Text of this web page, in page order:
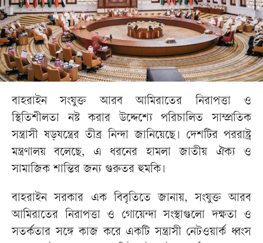
বাহরাইন সংযুক্ত আরব আমিরাতের নিরাপত্তা ও
স্থিতিশীলতা নষ্ট করার উদ্দেশ্যে পরিচালিত সাম্প্রতিক
সন্ত্রাসী ষড়যন্ত্রের তীব্র নিন্দা জানিয়েছে। দেশটির পররাষ্ট্র
মন্ত্রণালয় বলেছে, এ ধরনের হামলা জাতীয় ঐক্য ও
সামাজিক শান্তির জন্য গুরুতর হুমকি।
বাহরাইন সরকার এক বিবৃতিতে জানায়, সংযুক্ত আরব
আমিরাতের নিরাপত্তা ও গোয়েন্দা সংস্থাগুলো দক্ষতা ও
সতর্কতার সঙ্গে কাজ করে একটি সন্ত্রাসী নেটওয়ার্ক ধ্বংস